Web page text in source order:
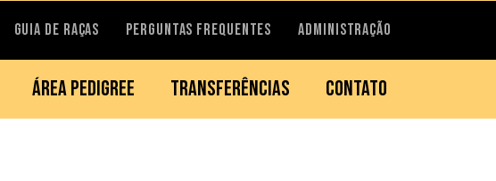
GUIA DE RAÇAS PERGUNTAS FREQUENTES ADMINISTRAÇÃO
ÁREA PEDIGREE TRANSFERÊNCIAS CONTATO